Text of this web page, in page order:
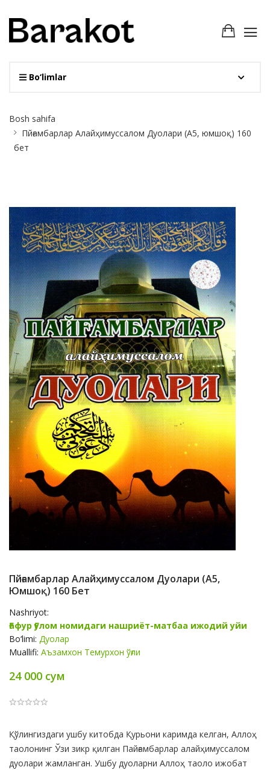
Bo‘limlar
Breadcrumb
Bosh sahifa
Пйғамбарлар Алайҳимуссалом Дуолари (А5, юмшоқ) 160
бет
Пйғамбарлар Алайҳимуссалом Дуолари (А5,
Юмшоқ) 160 Бет
Nashriyot:
Ғафур Ғулом номидаги нашриёт-матбаа ижодий уйи
Bo‘limi: Дуолар
Muallifi: Аъзамхон Темурхон ўғли
24 000 сум
Product
Summery
Қўлингиздаги ушбу китобда Қурьони каримда келган, Аллоҳ
таолонинг Ўзи зикр қилган Пайғамбарлар алайҳимуссалом
дуолари жамланган. Ушбу дуоларни Аллоҳ таоло ижобат